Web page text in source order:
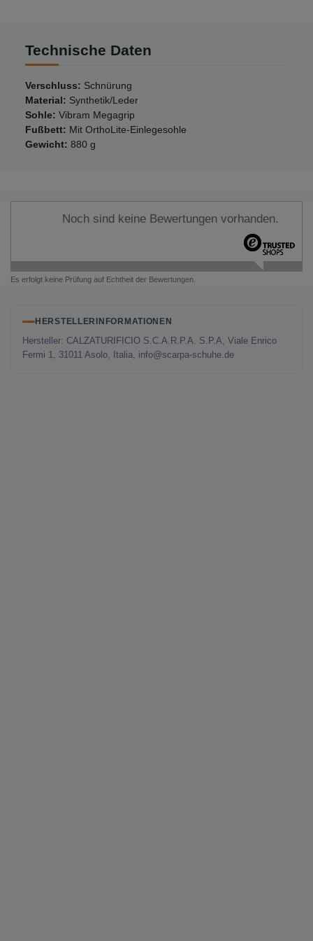
Technische Daten
Verschluss: Schnürung
Material: Synthetik/Leder
Sohle: Vibram Megagrip
Fußbett: Mit OrthoLite-Einlegesohle
Gewicht: 880 g
Noch sind keine Bewertungen vorhanden.
Es erfolgt keine Prüfung auf Echtheit der Bewertungen.
HERSTELLERINFORMATIONEN
Hersteller: CALZATURIFICIO S.C.A.R.P.A. S.P.A, Viale Enrico
Fermi 1, 31011 Asolo, Italia, info@scarpa-schuhe.de